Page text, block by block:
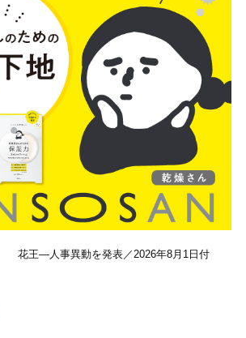
花王―人事異動を発表／2026年8月1日付